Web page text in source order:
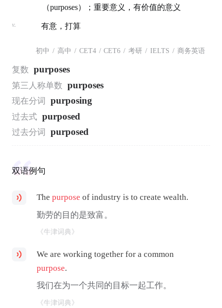
（purposes）；重要意义，有价值的意义
v. 有意，打算
初中 / 高中 / CET4 / CET6 / 考研 / IELTS / 商务英语
复数 purposes
第三人称单数 purposes
现在分词 purposing
过去式 purposed
过去分词 purposed
双语例句
Thepurpose of industry is to create wealth.
勤劳的目的是致富。
《牛津词典》
We are working together for a common
purpose.
我们在为一个共同的目标一起工作。
《牛津词典》